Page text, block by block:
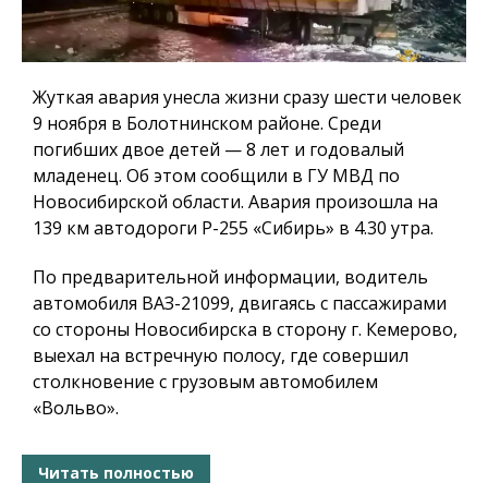
Жуткая авария унесла жизни сразу шести человек
9 ноября в Болотнинском районе. Среди
погибших двое детей — 8 лет и годовалый
младенец. Об этом сообщили в ГУ МВД по
Новосибирской области. Авария произошла на
139 км автодороги Р-255 «Сибирь» в 4.30 утра.
По предварительной информации, водитель
автомобиля ВАЗ-21099, двигаясь с пассажирами
со стороны Новосибирска в сторону г. Кемерово,
выехал на встречную полосу, где совершил
столкновение с грузовым автомобилем
«Вольво».
Читать полностью